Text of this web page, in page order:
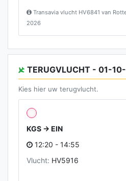
Transavia vlucht HV6841 van
2026
TERUGVLUCHT - 01-
Kies hier uw terugvlucht.
KGS → EIN
12:20 - 14:55
Vlucht: HV5916